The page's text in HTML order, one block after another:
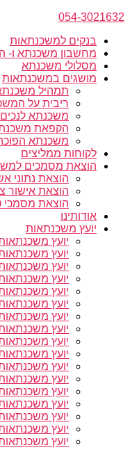
054-3021632
בנקים למשכנתאות
מחשבון משכנתא ו-
מסלולי משכנתא
מושגים במשכנתאות
תמהיל
ריבית על
משכנתא לנכים
הקפאת
משכנתא
לקוחות ממליצים
הוצאת מסמכים
הוצאת נתוני
הוצאת אישור
הוצאת מסמכי
אודותינו
יועץ משכנתאות
יועץ
יועץ
יועץ
יועץ
יועץ
יועץ
יועץ
יועץ
יועץ
יועץ
יועץ
יועץ
יועץ
יועץ
יועץ
יועץ
יועץ